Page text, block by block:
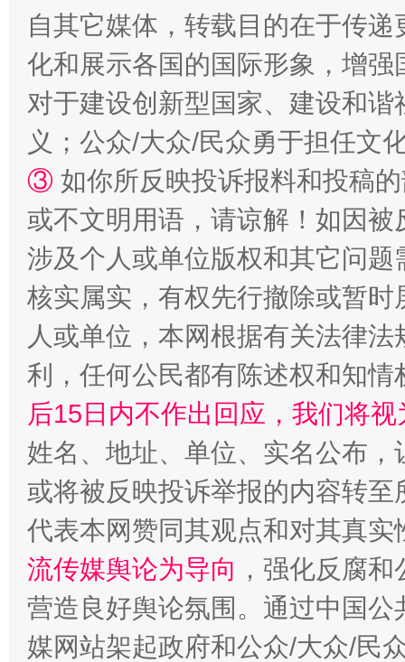
这是一记警钟！ 谢
在谋一域中谋全局
自其它媒体，转载目的在于传
化和展示各国的国际形象，增
对于建设创新型国家、建设和
义；公众/大众/民众勇于担任文
③ 如你所反映投诉报料和投稿
或不文明用语，请谅解！如因
涉及个人或单位版权和其它问题
核实属实，有权先行撤除或暂
人或单位，本网根据有关法律
利，任何公民都有陈述权和知情
后15日内不作出回应，我们将
姓名、地址、单位、实名公布
或将被反映投诉举报的内容转
代表本网赞同其观点和对其真实
流传媒舆论为导向 ，强化反腐
营造良好舆论氛围。通过中国
媒网站架起政府和公众/大众/民